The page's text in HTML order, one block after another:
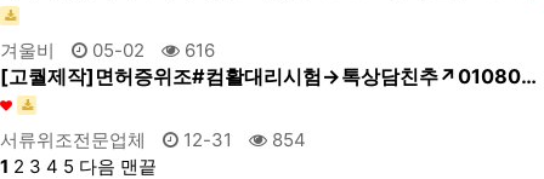
겨울비 05-02 616
[고퀄제작]면허증위조#컴활대리시험→톡상담친추↗01080…
서류위조전문업체 12-31
854
1 2 3 4 5 다음 맨끝